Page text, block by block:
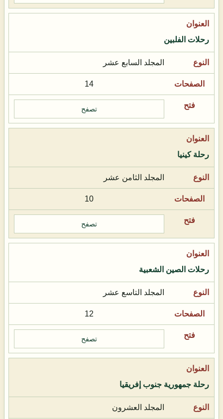
رحلات الفلبين
المجلد السابع عشر
14
تصفح
رحلة كينيا
المجلد الثامن عشر
10
تصفح
رحلات الصين الشعبية
المجلد التاسع عشر
12
تصفح
رحلة جمهورية جنوب إفريقيا
المجلد العشرون